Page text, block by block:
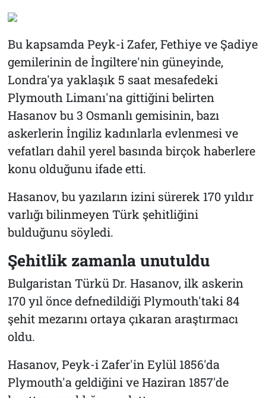
Bu kapsamda Peyk-i Zafer, Fethiye ve Şadiye
gemilerinin de İngiltere'nin güneyinde,
Londra'ya yaklaşık 5 saat mesafedeki
Plymouth Limanı'na gittiğini belirten
Hasanov bu 3 Osmanlı gemisinin, bazı
askerlerin İngiliz kadınlarla evlenmesi ve
vefatları dahil yerel basında birçok haberlere
konu olduğunu ifade etti.
Hasanov, bu yazıların izini sürerek 170 yıldır
varlığı bilinmeyen Türk şehitliğini
bulduğunu söyledi.
Şehitlik zamanla unutuldu
Bulgaristan Türkü Dr. Hasanov, ilk askerin
170 yıl önce defnedildiği Plymouth'taki 84
şehit mezarını ortaya çıkaran araştırmacı
oldu.
Hasanov, Peyk-i Zafer'in Eylül 1856'da
Plymouth'a geldiğini ve Haziran 1857'de